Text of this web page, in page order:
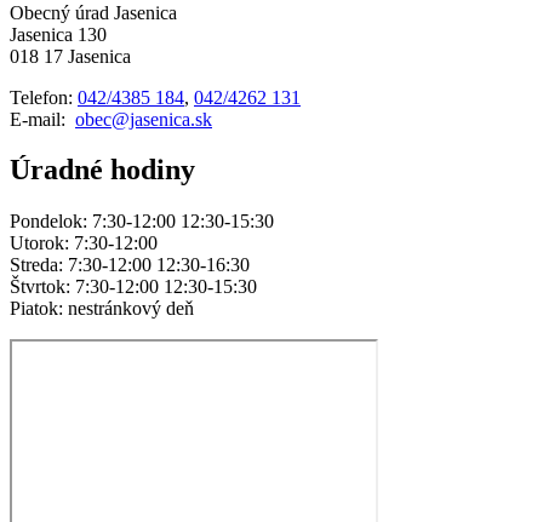
Obecný úrad Jasenica
Jasenica 130
018 17 Jasenica
Telefon: 042/4385 184, 042/4262 131
E-mail: obec@jasenica.sk
Úradné hodiny
Pondelok: 7:30-12:00 12:30-15:30
Utorok: 7:30-12:00
Streda: 7:30-12:00 12:30-16:30
Štvrtok: 7:30-12:00 12:30-15:30
Piatok: nestránkový deň